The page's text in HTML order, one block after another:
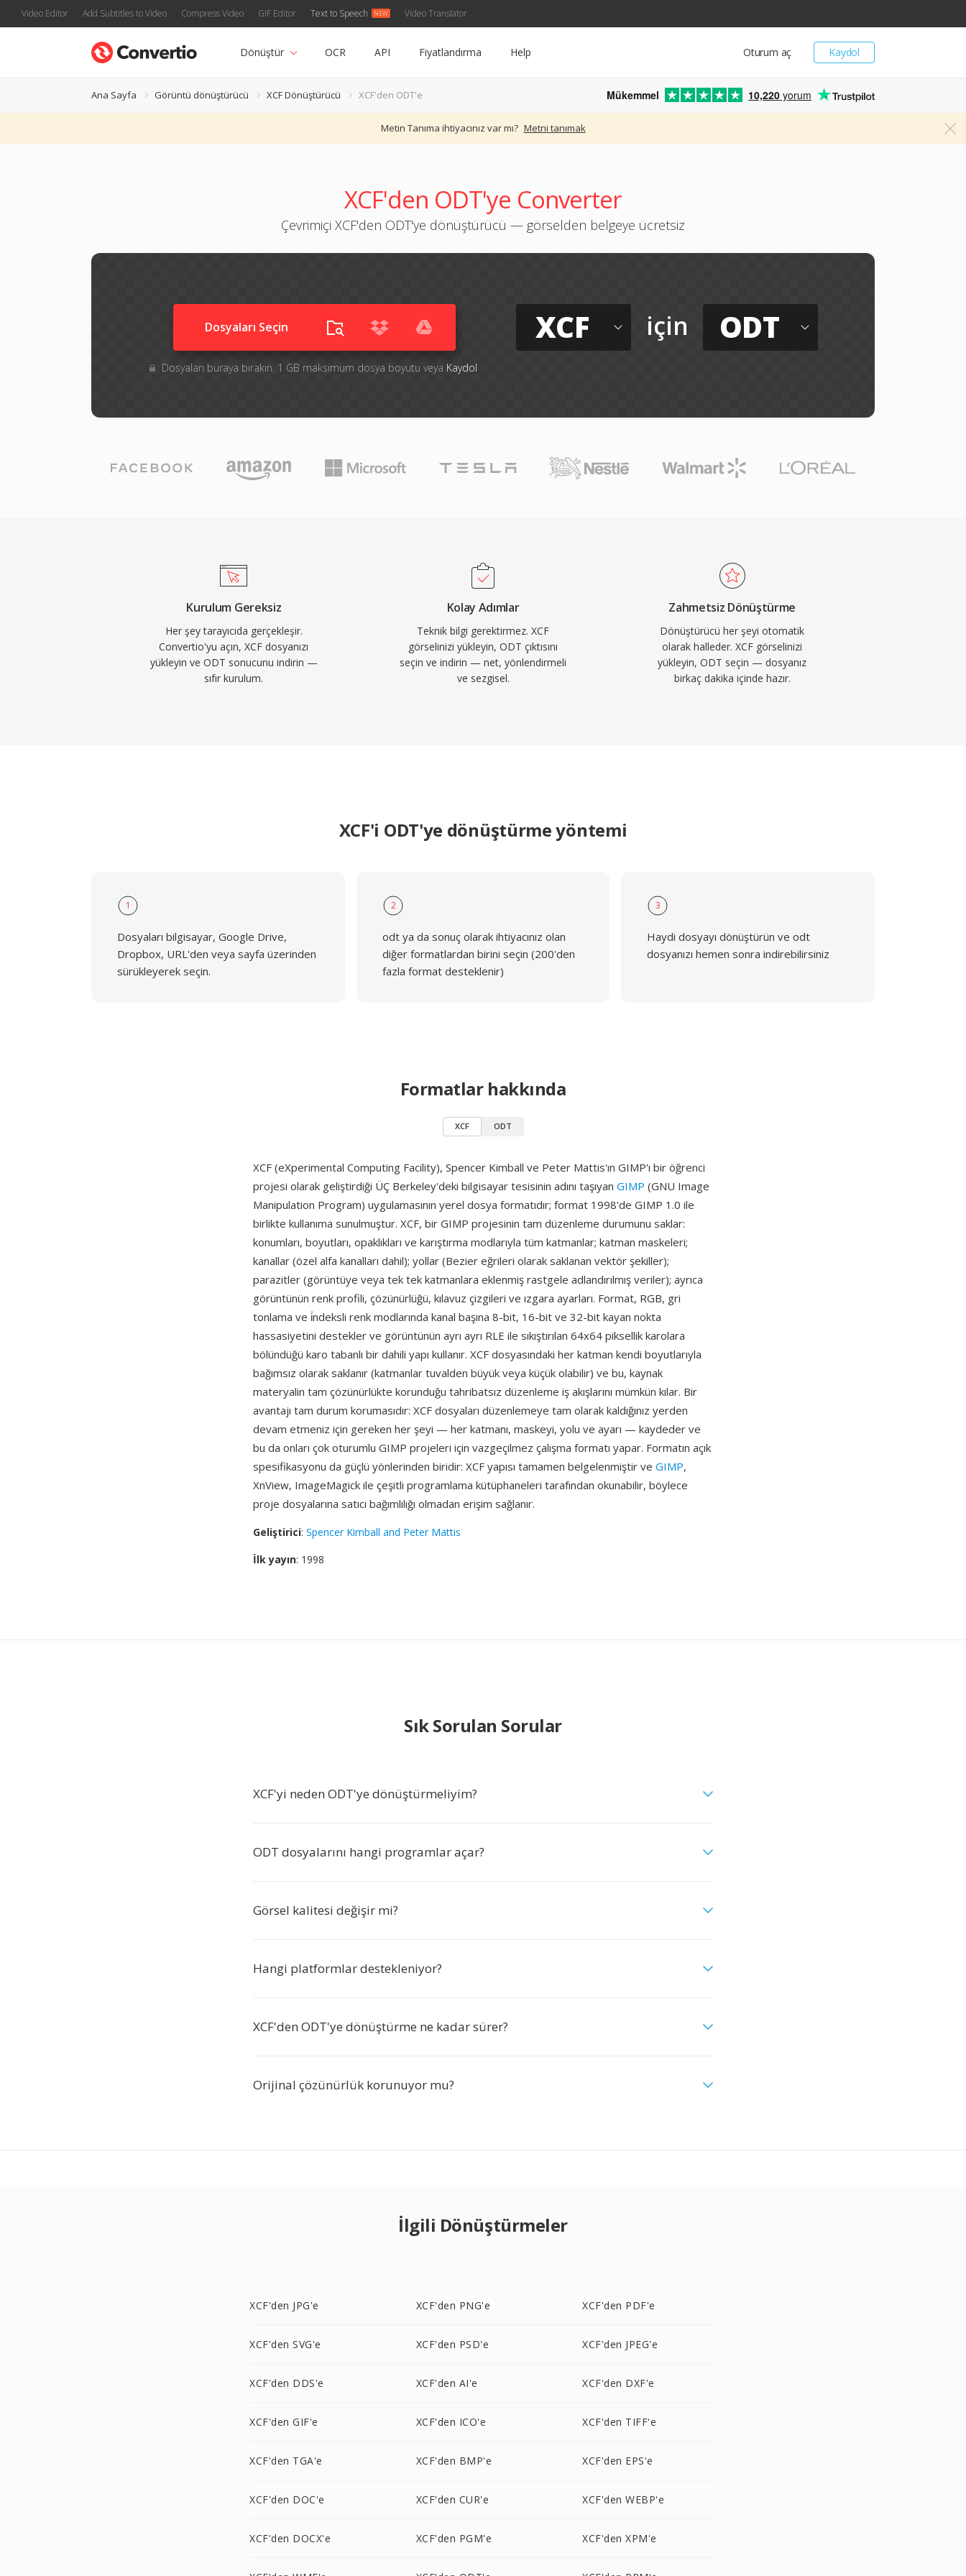
Video Editor Add Subtitles to Video Compress Video GIF Editor Text to Speech Video Translator
Kaydol
Oturum aç
Dönüştür OCR API Fiyatlandırma Help
Ana Sayfa Görüntü dönüştürücü XCF Dönüştürücü XCF'den ODT'e Mükemmel 10,220 yorum
Metin Tanıma ihtiyacınız var mı? Metni tanımak
XCF'den ODT'ye Converter
Çevrimiçi XCF'den ODT'ye dönüştürücü — görselden belgeye ücretsiz
Dosyaları Seçin
Dosyaları buraya bırakın. 1 GB maksimum dosya boyutu veya Kaydol
XCF için ODT
Kurulum Gereksiz
Her şey tarayıcıda gerçekleşir.
Convertio'yu açın, XCF dosyanızı
yükleyin ve ODT sonucunu indirin —
sıfır kurulum.
Kolay Adımlar
Teknik bilgi gerektirmez. XCF
görselinizi yükleyin, ODT çıktısını
seçin ve indirin — net, yönlendirmeli
ve sezgisel.
Zahmetsiz Dönüştürme
Dönüştürücü her şeyi otomatik
olarak halleder. XCF görselinizi
yükleyin, ODT seçin — dosyanız
birkaç dakika içinde hazır.
XCF'i ODT'ye dönüştürme yöntemi
1
Dosyaları bilgisayar, Google Drive,
Dropbox, URL'den veya sayfa üzerinden
sürükleyerek seçin.
2
odt ya da sonuç olarak ihtiyacınız olan
diğer formatlardan birini seçin (200'den
fazla format desteklenir)
3
Haydi dosyayı dönüştürün ve odt
dosyanızı hemen sonra indirebilirsiniz
Formatlar hakkında
XCF ODT
XCF (eXperimental Computing Facility), Spencer Kimball ve Peter Mattis'ın GIMP'ı bir öğrenci
projesi olarak geliştirdiği ÜÇ Berkeley'deki bilgisayar tesisinin adını taşıyan GIMP (GNU Image
Manipulation Program) uygulamasının yerel dosya formatıdır; format 1998'de GIMP 1.0 ile
birlikte kullanıma sunulmuştur. XCF, bir GIMP projesinin tam düzenleme durumunu saklar:
konumları, boyutları, opaklıkları ve karıştırma modlarıyla tüm katmanlar; katman maskeleri;
kanallar (özel alfa kanalları dahil); yollar (Bezier eğrileri olarak saklanan vektör şekiller);
parazitler (görüntüye veya tek tek katmanlara eklenmiş rastgele adlandırılmış veriler); ayrıca
görüntünün renk profili, çözünürlüğü, kılavuz çizgileri ve ızgara ayarları. Format, RGB, gri
tonlama ve i̇ndeksli renk modlarında kanal başına 8-bit, 16-bit ve 32-bit kayan nokta
hassasiyetini destekler ve görüntünün ayrı ayrı RLE ile sıkıştırılan 64x64 piksellik karolara
bölündüğü karo tabanlı bir dahili yapı kullanır. XCF dosyasındaki her katman kendi boyutlarıyla
bağımsız olarak saklanır (katmanlar tuvalden büyük veya küçük olabilir) ve bu, kaynak
materyalin tam çözünürlükte korunduğu tahribatsız düzenleme iş akışlarını mümkün kılar. Bir
avantajı tam durum korumasıdır: XCF dosyaları düzenlemeye tam olarak kaldığınız yerden
devam etmeniz için gereken her şeyi — her katmanı, maskeyi, yolu ve ayarı — kaydeder ve
bu da onları çok oturumlu GIMP projeleri için vazgeçilmez çalışma formatı yapar. Formatın açık
spesifikasyonu da güçlü yönlerinden biridir: XCF yapısı tamamen belgelenmiştir ve GIMP,
XnView, ImageMagick ile çeşitli programlama kütüphaneleri tarafından okunabilir, böylece
proje dosyalarına satıcı bağımlılığı olmadan erişim sağlanır.
Geliştirici: Spencer Kimball and Peter Mattis
İlk yayın: 1998
Sık Sorulan Sorular
XCF'yi neden ODT'ye dönüştürmeliyim?
ODT dosyalarını hangi programlar açar?
Görsel kalitesi değişir mi?
Hangi platformlar destekleniyor?
XCF'den ODT'ye dönüştürme ne kadar sürer?
Orijinal çözünürlük korunuyor mu?
İlgili Dönüştürmeler
XCF'den JPG'e XCF'den PNG'e XCF'den PDF'e
XCF'den SVG'e XCF'den PSD'e XCF'den JPEG'e
XCF'den DDS'e XCF'den AI'e XCF'den DXF'e
XCF'den GIF'e XCF'den ICO'e XCF'den TIFF'e
XCF'den TGA'e XCF'den BMP'e XCF'den EPS'e
XCF'den DOC'e XCF'den CUR'e XCF'den WEBP'e
XCF'den DOCX'e XCF'den PGM'e XCF'den XPM'e